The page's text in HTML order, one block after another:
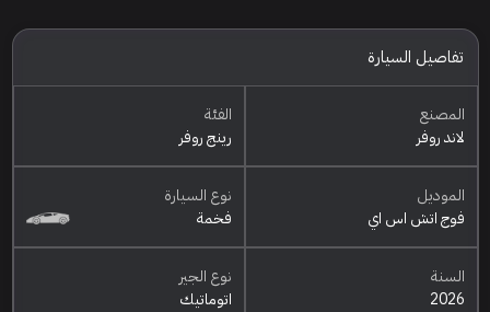
تفاصيل السيارة
المصنع
لاند روفر
الفئة
رينج روفر
الموديل
فوج اتش اس اي
نوع السيارة
فخمة
السنة
2026
نوع الجير
اتوماتيك